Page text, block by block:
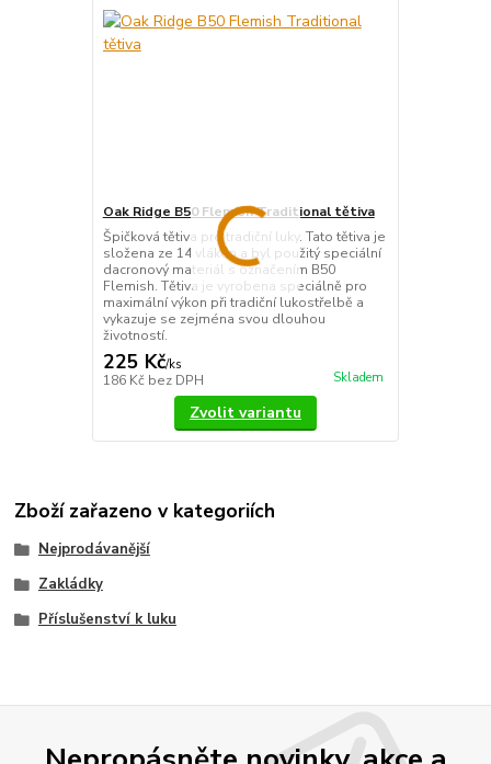
Oak Ridge B50 Flemish Traditional tětiva
Špičková tětiva pro tradiční luky. Tato tětiva je
složena ze 14 vláken a byl použitý speciální
dacronový materiál s označením B50
Flemish. Tětiva je vyrobena speciálně pro
maximální výkon při tradiční lukostřelbě a
vykazuje se zejména svou dlouhou
životností.
225 Kč/ks
186 Kč bez DPH Skladem
Zvolit variantu
Zboží zařazeno v kategoriích
Nejprodávanější
Zakládky
Příslušenství k luku